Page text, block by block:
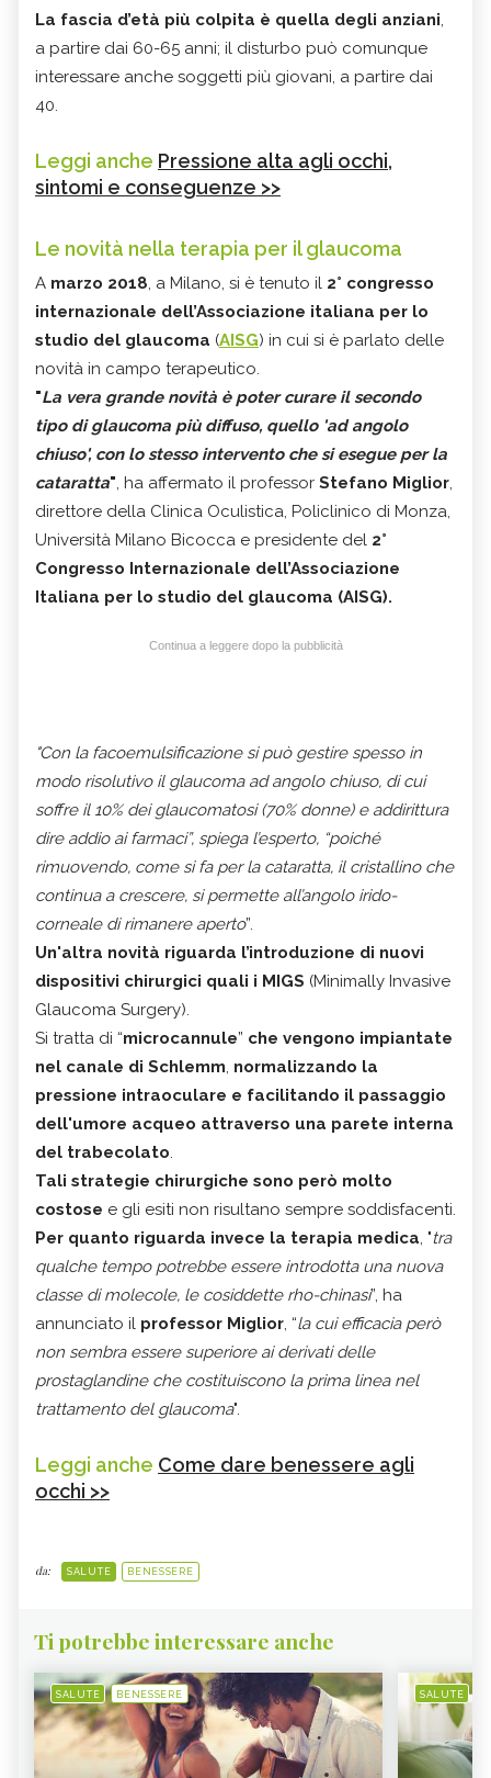
La fascia d’età più colpita è quella degli anziani,
a partire dai 60-65 anni; il disturbo può comunque
interessare anche soggetti più giovani, a partire dai
40.
Leggi anche Pressione alta agli occhi,
sintomi e conseguenze >>
Le novità nella terapia per il glaucoma
A marzo 2018, a Milano, si è tenuto il 2° congresso
internazionale dell’Associazione italiana per lo
studio del glaucoma (AISG) in cui si è parlato delle
novità in campo terapeutico.
"La vera grande novità è poter curare il secondo
tipo di glaucoma più diffuso, quello 'ad angolo
chiuso', con lo stesso intervento che si esegue per la
cataratta", ha affermato il professor Stefano Miglior,
direttore della Clinica Oculistica, Policlinico di Monza,
Università Milano Bicocca e presidente del 2°
Congresso Internazionale dell’Associazione
Italiana per lo studio del glaucoma (AISG).
Continua a leggere dopo la pubblicità
"Con la facoemulsificazione si può gestire spesso in
modo risolutivo il glaucoma ad angolo chiuso, di cui
soffre il 10% dei glaucomatosi (70% donne) e addirittura
dire addio ai farmaci”, spiega l’esperto, “poiché
rimuovendo, come si fa per la cataratta, il cristallino che
continua a crescere, si permette all’angolo irido-
corneale di rimanere aperto”.
Un'altra novità riguarda l’introduzione di nuovi
dispositivi chirurgici quali i MIGS (Minimally Invasive
Glaucoma Surgery).
Si tratta di “microcannule” che vengono impiantate
nel canale di Schlemm, normalizzando la
pressione intraoculare e facilitando il passaggio
dell'umore acqueo attraverso una parete interna
del trabecolato.
Tali strategie chirurgiche sono però molto
costose e gli esiti non risultano sempre soddisfacenti.
Per quanto riguarda invece la terapia medica, "tra
qualche tempo potrebbe essere introdotta una nuova
classe di molecole, le cosiddette rho-chinasi”, ha
annunciato il professor Miglior, “la cui efficacia però
non sembra essere superiore ai derivati delle
prostaglandine che costituiscono la prima linea nel
trattamento del glaucoma".
Leggi anche Come dare benessere agli
occhi >>
da: SALUTE BENESSERE
Ti potrebbe interessare anche
SALUTE BENESSERE SALUTE